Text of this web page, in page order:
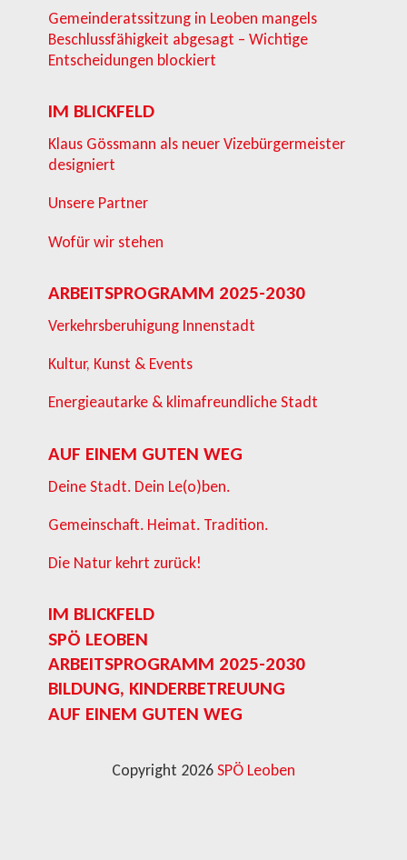
Gemeinderatssitzung in Leoben mangels
Beschlussfähigkeit abgesagt – Wichtige
Entscheidungen blockiert
IM BLICKFELD
Klaus Gössmann als neuer Vizebürgermeister
designiert
Unsere Partner
Wofür wir stehen
ARBEITSPROGRAMM 2025-2030
Verkehrsberuhigung Innenstadt
Kultur, Kunst & Events
Energieautarke & klimafreundliche Stadt
AUF EINEM GUTEN WEG
Deine Stadt. Dein Le(o)ben.
Gemeinschaft. Heimat. Tradition.
Die Natur kehrt zurück!
IM BLICKFELD
SPÖ LEOBEN
ARBEITSPROGRAMM 2025-2030
BILDUNG, KINDERBETREUUNG
AUF EINEM GUTEN WEG
Copyright 2026SPÖ Leoben